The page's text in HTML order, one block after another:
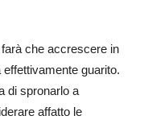
che accrescere in
guarito.
di spronarlo a
affatto le